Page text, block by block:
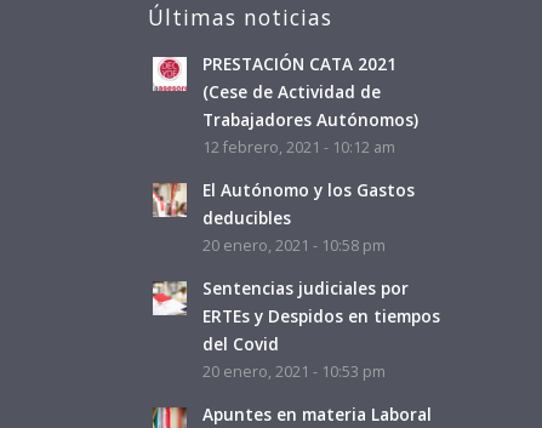
Últimas noticias
PRESTACIÓN CATA 2021
(Cese de Actividad de
Trabajadores Autónomos)
12 febrero, 2021 - 10:12 am
El Autónomo y los Gastos
deducibles
20 enero, 2021 - 10:58 pm
Sentencias judiciales por
ERTEs y Despidos en tiempos
del Covid
20 enero, 2021 - 10:53 pm
Apuntes en materia Laboral